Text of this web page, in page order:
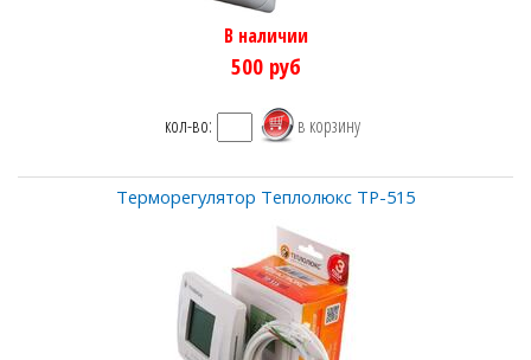
В наличии
500 руб
кол-во:
Терморегулятор Теплолюкс ТР-515